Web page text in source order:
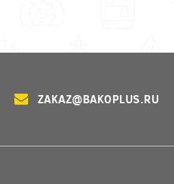
ZAKAZ@BAKOPLUS.RU